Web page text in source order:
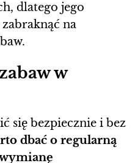
dlatego jego
na
w
się bezpiecznie i bez
dbać o regularną